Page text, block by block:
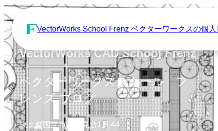
VectorWorks School Frenz ベクターワークスの個
VectorWorks CAD School Frenz
ベクターワークススクール フ
レンズ ブログ
東京都国立市富士見台1-8-44